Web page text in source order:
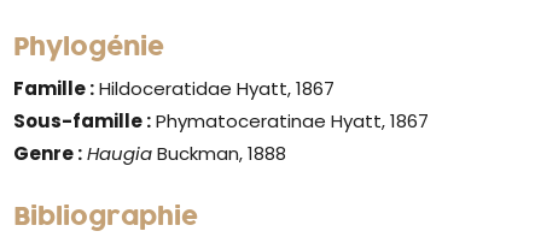
Phylogénie
Famille :Hildoceratidae Hyatt, 1867
Sous-famille :Phymatoceratinae Hyatt, 1867
Genre : HaugiaBuckman, 1888
Bibliographie